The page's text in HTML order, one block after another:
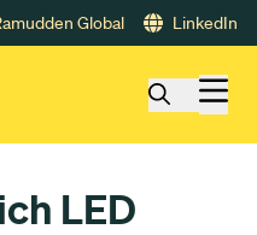
Global LinkedIn
LED